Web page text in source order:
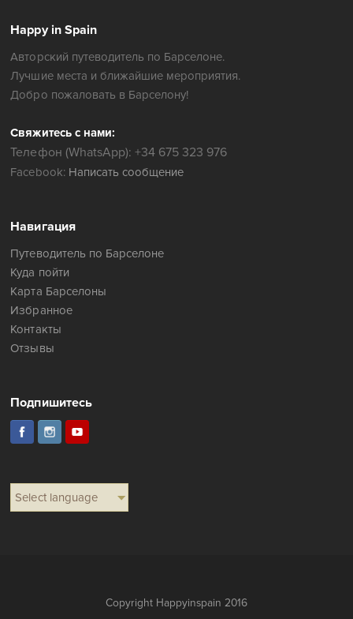
Happy in Spain
Авторский путеводитель по Барселоне.
Лучшие места и ближайшие мероприятия.
Добро пожаловать в Барселону!
Свяжитесь с нами:
Телефон (WhatsApp): +34 675 323 976
Facebook: Написать сообщение
Навигация
Путеводитель по Барселоне
Куда пойти
Карта Барселоны
Избранное
Контакты
Отзывы
Подпишитесь
Select language
Copyright Happyinspain 2016